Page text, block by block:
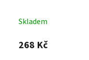
Skladem
268 Kč